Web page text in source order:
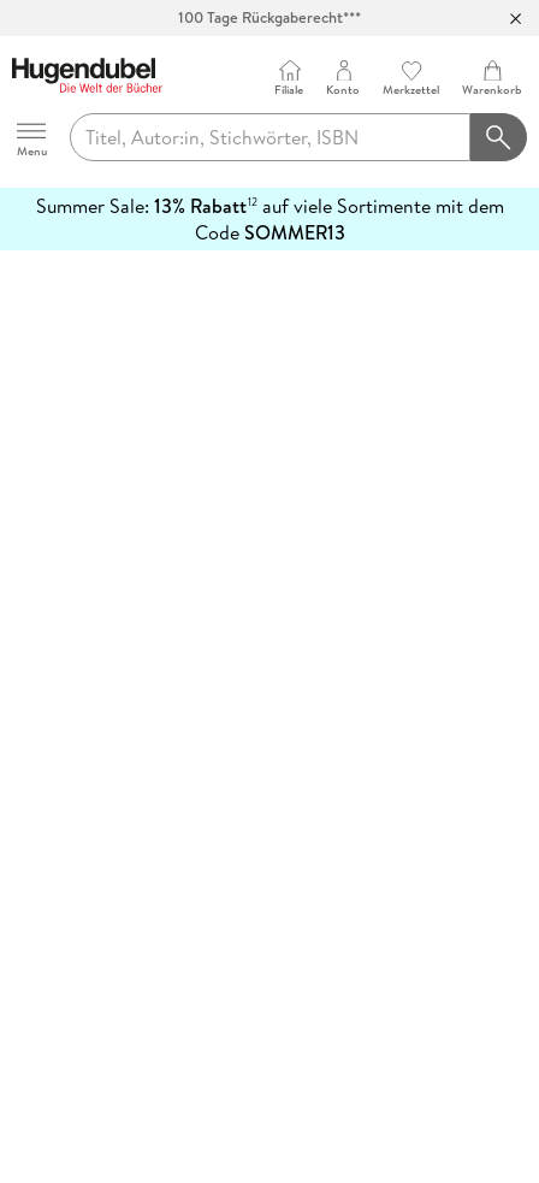
100 Tage Rückgaberecht***
Hugendubel
Menu
Filiale Konto Merkzettel Warenkorb
Summer Sale: 13% Rabatt12auf viele Sortimente mit dem
CodeSOMMER13
erfahren